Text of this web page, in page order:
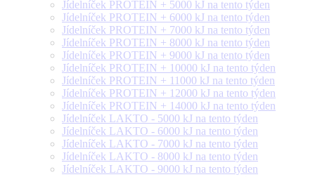
Jídelníček PROTEIN + 5000 kJ na tento týden
Jídelníček PROTEIN + 6000 kJ na tento týden
Jídelníček PROTEIN + 7000 kJ na tento týden
Jídelníček PROTEIN + 8000 kJ na tento týden
Jídelníček PROTEIN + 9000 kJ na tento týden
Jídelníček PROTEIN + 10000 kJ na tento týden
Jídelníček PROTEIN + 11000 kJ na tento týden
Jídelníček PROTEIN + 12000 kJ na tento týden
Jídelníček PROTEIN + 14000 kJ na tento týden
Jídelníček LAKTO - 5000 kJ na tento týden
Jídelníček LAKTO - 6000 kJ na tento týden
Jídelníček LAKTO - 7000 kJ na tento týden
Jídelníček LAKTO - 8000 kJ na tento týden
Jídelníček LAKTO - 9000 kJ na tento týden